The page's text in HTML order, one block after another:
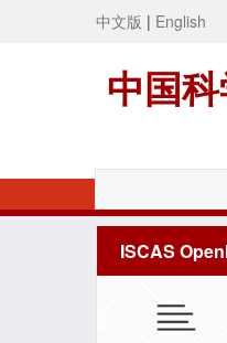
中文版 | English
中国
ISCAS